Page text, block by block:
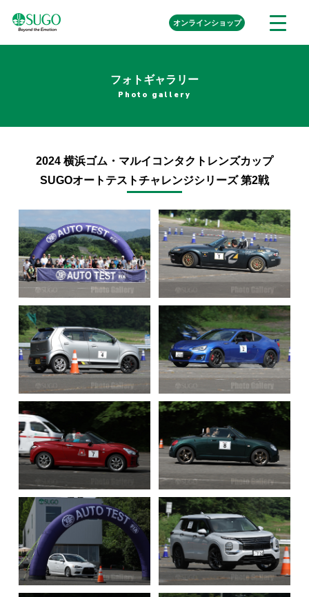
メ
オンラインショップ外
部
フォトギャラリー
Photo gallery
2024 横浜ゴム・マルイコンタクトレンズカップ
SUGOオートテストチャレンジシリーズ 第2戦